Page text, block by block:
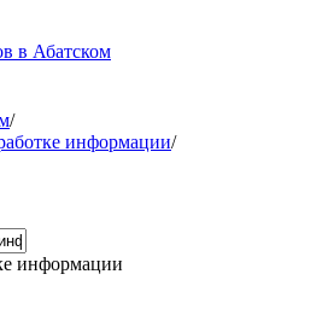
в Абатском
/
информации/
информации